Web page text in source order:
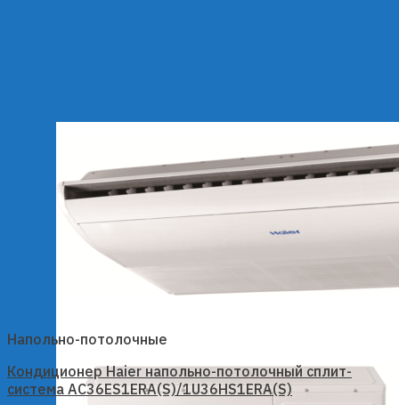
Напольно-потолочные
Кондиционер Haier напольно-потолочный сплит-
система AC36ES1ERA(S)/1U36HS1ERA(S)